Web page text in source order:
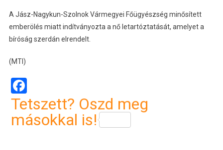
A Jász-Nagykun-Szolnok Vármegyei Főügyészség minősített
emberölés miatt indítványozta a nő letartóztatását, amelyet a
bíróság szerdán elrendelt.
(MTI)
Facebook
Tetszett? Oszd meg
másokkal is!